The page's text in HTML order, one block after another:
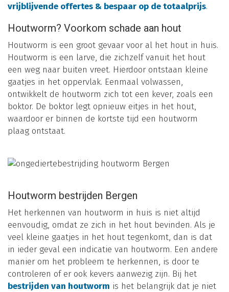
vrijblijvende offertes & bespaar op de totaalprijs.
Houtworm? Voorkom schade aan hout
Houtworm is een groot gevaar voor al het hout in huis.
Houtworm is een larve, die zichzelf vanuit het hout
een weg naar buiten vreet. Hierdoor ontstaan kleine
gaatjes in het oppervlak. Eenmaal volwassen,
ontwikkelt de houtworm zich tot een kever, zoals een
boktor. De boktor legt opnieuw eitjes in het hout,
waardoor er binnen de kortste tijd een houtworm
plaag ontstaat.
Houtworm bestrijden Bergen
Het herkennen van houtworm in huis is niet altijd
eenvoudig, omdat ze zich in het hout bevinden. Als je
veel kleine gaatjes in het hout tegenkomt, dan is dat
in ieder geval een indicatie van houtworm. Een andere
manier om het probleem te herkennen, is door te
controleren of er ook kevers aanwezig zijn. Bij het
bestrijden van houtworm is het belangrijk dat je niet